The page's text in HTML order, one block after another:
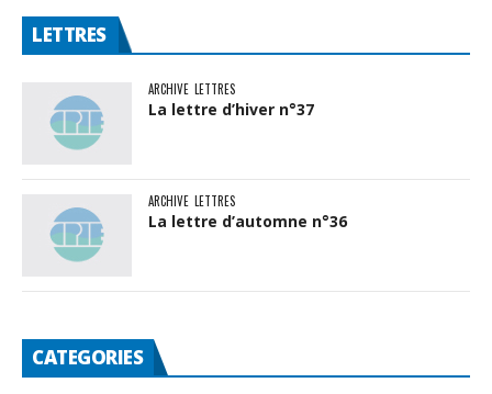
LETTRES
ARCHIVE LETTRES
La lettre d’hiver n°37
ARCHIVE LETTRES
La lettre d’automne n°36
CATEGORIES